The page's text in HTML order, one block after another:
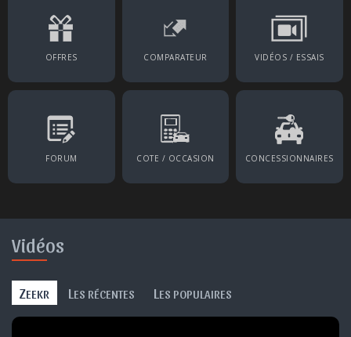
OFFRES COMPARATEUR VIDÉOS / ESSAIS
FORUM COTE / OCCASION CONCESSIONNAIRES
Vidéos
ZEEKR L ES RÉCENTES L ES POPULAIRES